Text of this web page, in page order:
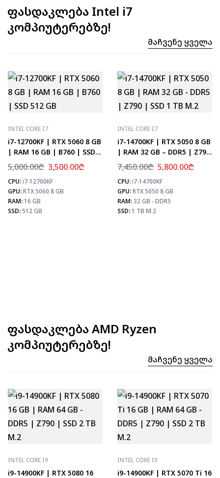
ფასდაკლება Intel i7
კომპიუტერებზე!
Მაჩვენე Ყველა
INTEL CORE I7
i7-12700KF | RTX 5060 8 GB
| RAM 16 GB | B760 | SSD
512 GB
5,000.00₾ 3,500.00₾
CPU:i7-12700KF
GPU:RTX 5060 8 GB
RAM:16 GB
SSD:512 GB
⚡ MAX FPS
CS2
331
PUBG
193
Fortnite
228
INTEL CORE I7
i7-14700KF | RTX 5050 8 GB
| RAM 32 GB – DDR5 | Z790
| SSD 1 TB M.2
7,450.00₾ 5,800.00₾
CPU:i7-14700KF
GPU:RTX 5050 8 GB
RAM:32 GB - DDR5
SSD:1 TB M.2
ფასდაკლება AMD Ryzen
კომპიუტერებზე!
Მაჩვენე Ყველა
INTEL CORE I9
i9-14900KF | RTX 5080 16
INTEL CORE I9
i9-14900KF | RTX 5070 Ti 16